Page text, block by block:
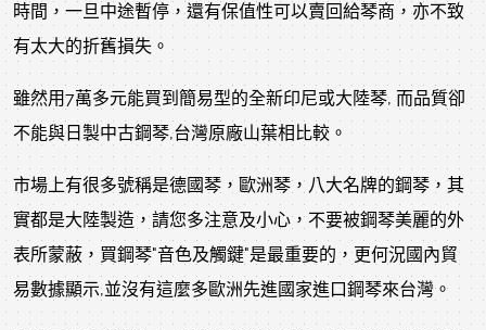
時間，一旦中途暫停，還有保值性可以賣回給琴商，亦不致
有太大的折舊損失。
雖然用7萬多元能買到簡易型的全新印尼或大陸琴, 而品質卻
不能與日製中古鋼琴,台灣原廠山葉相比較。
市場上有很多號稱是德國琴，歐洲琴，八大名牌的鋼琴，其
實都是大陸製造，請您多注意及小心，不要被鋼琴美麗的外
表所蒙蔽，買鋼琴"音色及觸鍵"是最重要的，更何況國內貿
易數據顯示,並沒有這麼多歐洲先進國家進口鋼琴來台灣。